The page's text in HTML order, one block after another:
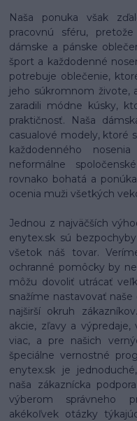
Naša ponuka však
pracovnú sféru,
dámske a pánske
šport a každodenné
potrebuje oblečenie,
jeho súkromnom živote,
zaradili módne kúsky,
praktičnosť. Naša
casualové modely, ktoré
každodenného
neformálne
rovnako bohatá a
ocenia muži všetkých
Jednou z najväčších
enytex.sk sú
všetok náš tovar.
ochranné pomôcky by
môžu dovoliť utrácať
snažíme nastavovať
najširší okruh
akcie, zľavy a
viac, a pre našich
špeciálne vernostné
enytex.sk je
naša zákaznícka
výberom správneho
akékoľvek otázky